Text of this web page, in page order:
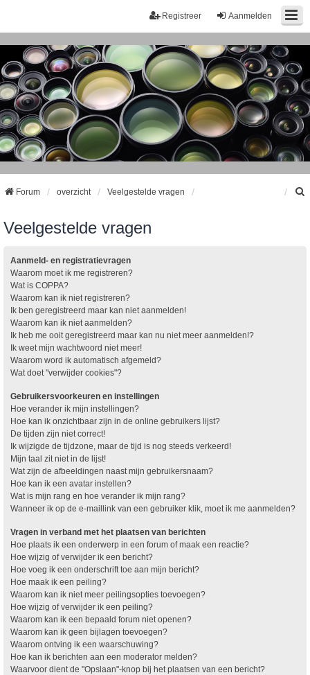
Aanmelden
Registreer
Forum overzicht Veelgestelde vragen
Veelgestelde vragen
Aanmeld- en registratievragen
Waarom moet ik me registreren?
Wat is COPPA?
Waarom kan ik niet registreren?
Ik ben geregistreerd maar kan niet aanmelden!
Waarom kan ik niet aanmelden?
Ik heb me ooit geregistreerd maar kan nu niet meer aanmelden!?
Ik weet mijn wachtwoord niet meer!
Waarom word ik automatisch afgemeld?
Wat doet "verwijder cookies"?
Gebruikersvoorkeuren en instellingen
Hoe verander ik mijn instellingen?
Hoe kan ik onzichtbaar zijn in de online gebruikers lijst?
De tijden zijn niet correct!
Ik wijzigde de tijdzone, maar de tijd is nog steeds verkeerd!
Mijn taal zit niet in de lijst!
Wat zijn de afbeeldingen naast mijn gebruikersnaam?
Hoe kan ik een avatar instellen?
Wat is mijn rang en hoe verander ik mijn rang?
Wanneer ik op de e-maillink van een gebruiker klik, moet ik me aanmelden?
Vragen in verband met het plaatsen van berichten
Hoe plaats ik een onderwerp in een forum of maak een reactie?
Hoe wijzig of verwijder ik een bericht?
Hoe voeg ik een onderschrift toe aan mijn bericht?
Hoe maak ik een peiling?
Waarom kan ik niet meer peilingsopties toevoegen?
Hoe wijzig of verwijder ik een peiling?
Waarom kan ik een bepaald forum niet openen?
Waarom kan ik geen bijlagen toevoegen?
Waarom ontving ik een waarschuwing?
Hoe kan ik berichten aan een moderator melden?
Waarvoor dient de "Opslaan"-knop bij het plaatsen van een bericht?